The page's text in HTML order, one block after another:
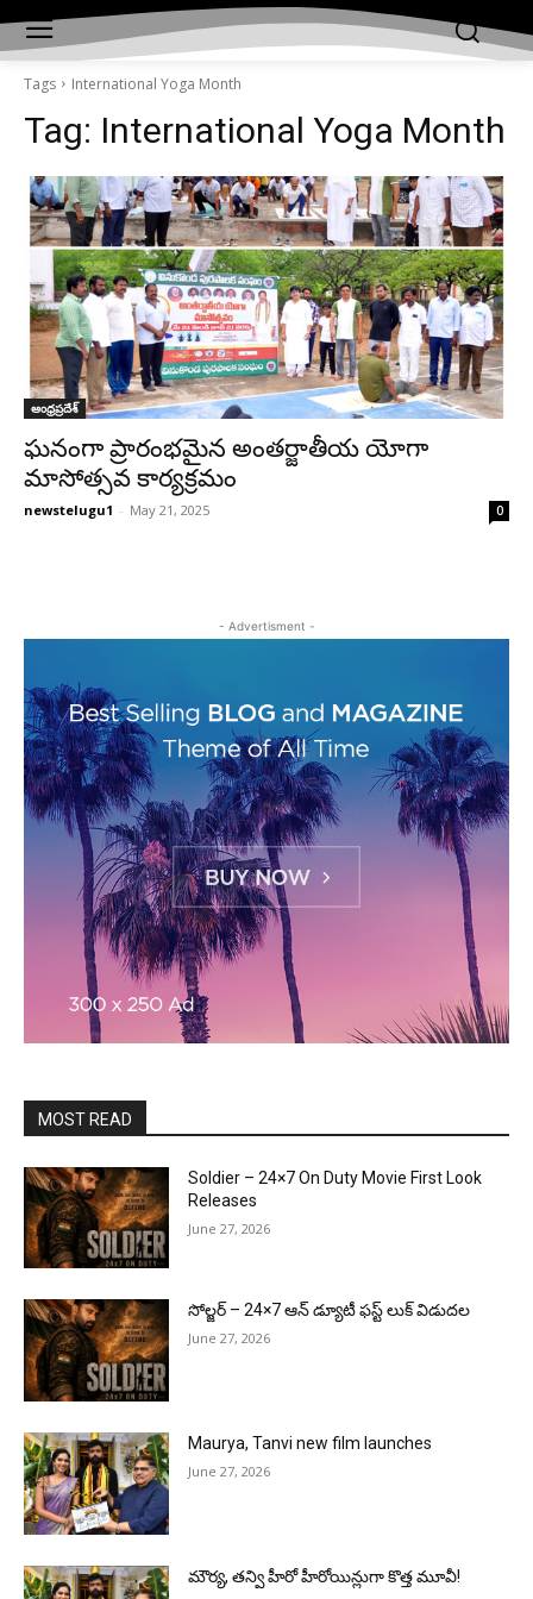
Tags International Yoga Month
Tag: International Yoga Month
ఆంధ్రప్రదేశ్‌
ఘనంగా ప్రారంభమైన అంతర్జాతీయ యోగా
మాసోత్సవ కార్యక్రమం
newstelugu1 - May 21, 2025 0
- Advertisment -
MOST READ
Soldier – 24×7 On Duty Movie First Look
Releases
June 27, 2026
సోల్జర్ – 24×7 ఆన్ డ్యూటీ ఫస్ట్ లుక్ విడుదల
June 27, 2026
Maurya, Tanvi new film launches
June 27, 2026
మౌర్య‌, త‌న్వి హీరో హీరోయిన్లుగా కొత్త మూవీ!